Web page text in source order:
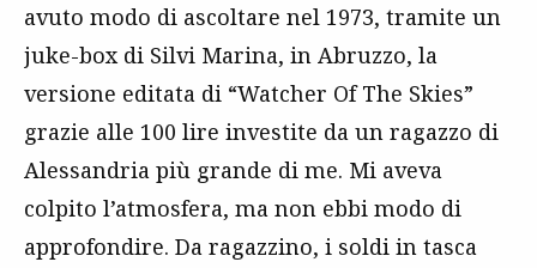
avuto modo di ascoltare nel 1973, tramite un
juke-box di Silvi Marina, in Abruzzo, la
versione editata di “Watcher Of The Skies”
grazie alle 100 lire investite da un ragazzo di
Alessandria più grande di me. Mi aveva
colpito l’atmosfera, ma non ebbi modo di
approfondire. Da ragazzino, i soldi in tasca